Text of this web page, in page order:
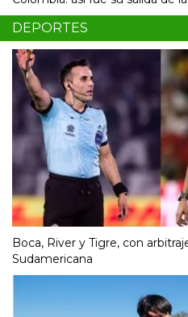
DEPORTES
Boca, River y Tigre, con
Sudamericana